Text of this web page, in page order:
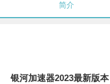
简介
银河加速器2023最新版本